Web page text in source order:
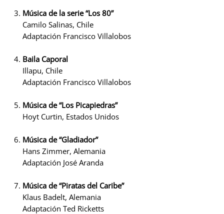
Música de la serie “Los 80”
Camilo Salinas, Chile
Adaptación Francisco Villalobos
Baila Caporal
Illapu, Chile
Adaptación Francisco Villalobos
Música de “Los Picapiedras”
Hoyt Curtin, Estados Unidos
Música de “Gladiador”
Hans Zimmer, Alemania
Adaptación José Aranda
Música de “Piratas del Caribe”
Klaus Badelt, Alemania
Adaptación Ted Ricketts